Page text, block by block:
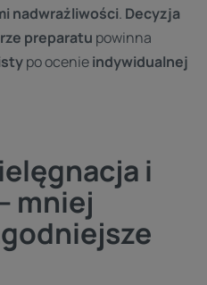
nadwrażliwości. Decyzja
preparatu powinna
po ocenieindywidualnej
i
mniej